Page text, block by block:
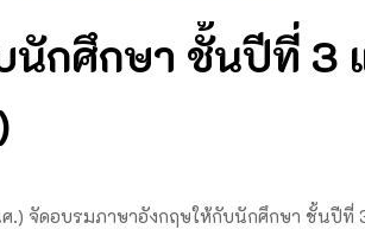
กศึกษา ชั้นปีที่ 3
จัดอบรมภาษาอังกฤษให้กับนักศึกษา ชั้นปีที่